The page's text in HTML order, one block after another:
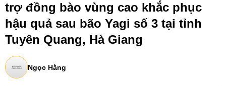
trợ đồng bào vùng cao khắc phục
hậu quả sau bão Yagi số 3 tại tỉnh
Tuyên Quang, Hà Giang
Ngọc Hằng